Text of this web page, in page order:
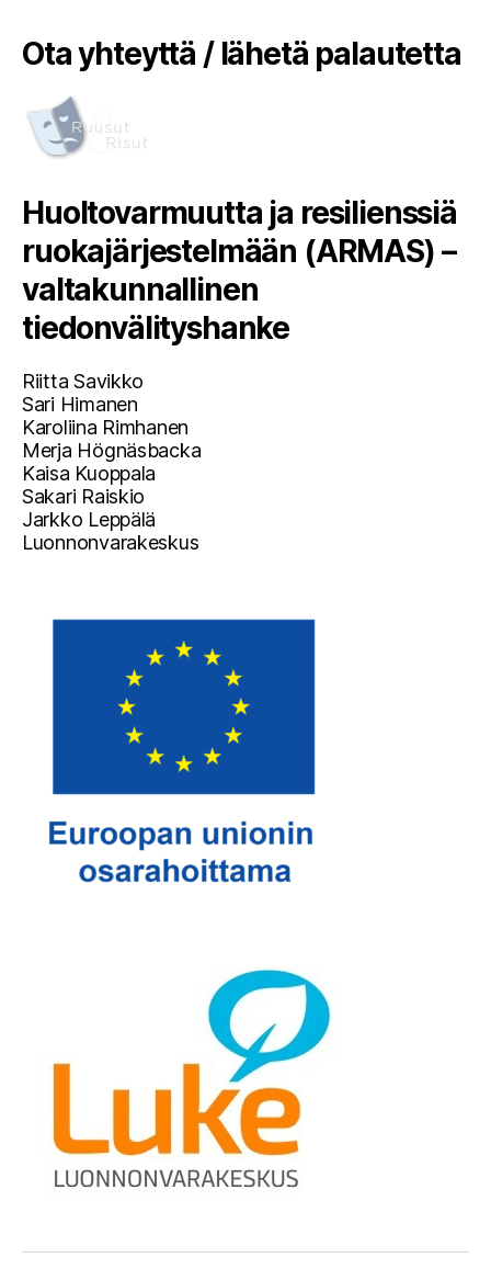
Ota yhteyttä / lähetä palautetta
Huoltovarmuutta ja resilienssiä
ruokajärjestelmään (ARMAS) –
valtakunnallinen
tiedonvälityshanke
Riitta Savikko
Sari Himanen
Karoliina Rimhanen
Merja Högnäsbacka
Kaisa Kuoppala
Sakari Raiskio
Jarkko Leppälä
Luonnonvarakeskus